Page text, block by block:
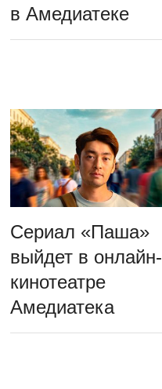
в Амедиатеке
Сериал «Паша»
выйдет в онлайн-
кинотеатре
Амедиатека